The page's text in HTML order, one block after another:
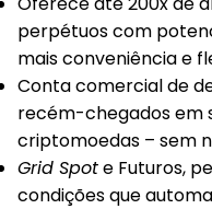
perpétuos com
mais conveniência e
Conta comercial de
recém-chegados em
criptomoedas – sem
Grid Spote Futuros,
condições que